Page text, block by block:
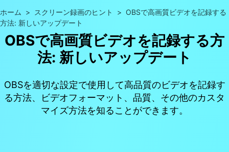
ホーム > スクリーン録画のヒント > OBSで高画質ビデオを記録する
方法: 新しいアップデート
OBSで高画質ビデオを記録する方
法: 新しいアップデート
OBSを適切な設定で使用して高品質のビデオを記録す
る方法、ビデオフォーマット、品質、その他のカスタ
マイズ方法を知ることができます。